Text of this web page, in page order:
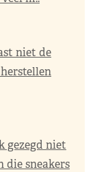
niet de
gezegd niet
die sneakers